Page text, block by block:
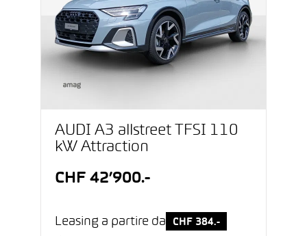
AUDI A3 allstreet TFSI 110
kW Attraction
CHF 42’900.-
Leasing a partire da CHF 384.-